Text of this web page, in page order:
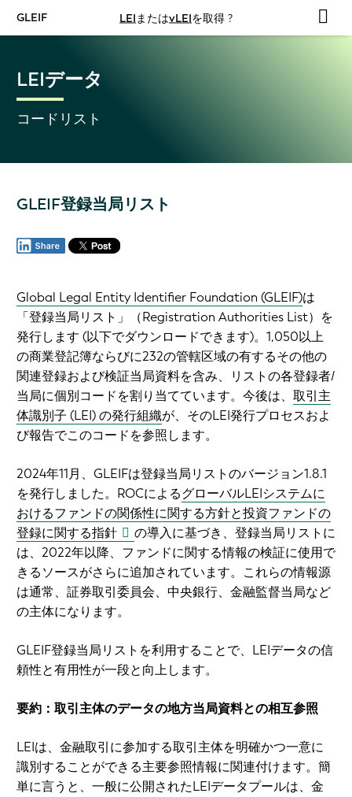
GLEIF LEIまたはvLEIを取得 ?
LEIデータ
コードリスト
GLEIF登録当局リスト
Global Legal Entity Identifier Foundation (GLEIF)は
「登録当局リスト」（Registration Authorities List） を
発行します (以下でダウンロードできます)。1,050以上
の商業登記簿ならびに232の管轄区域の有するその他の
関連登録および検証当局資料を含み、リストの各登録者/
当局に個別コードを割り当てています。今後は、 取引主
体識別子 (LEI) の発行組織が、そのLEI発行プロセスおよ
び報告でこのコードを参照します。
2024年11月、GLEIFは登録当局リストのバージョン1.8.1
を発行しました。ROCによるグローバルLEIシステムに
おけるファンドの関係性に関する方針と投資ファンドの
登録に関する指針
の導入に基づき、登録当局リストに
は、2022年以降、ファンドに関する情報の検証に使用で
きるソースがさらに追加されています。これらの情報源
は通常、証券取引委員会、中央銀行、金融監督当局など
の主体になります。
GLEIF登録当局リストを利用することで、LEIデータの信
頼性と有用性が一段と向上します。
要約：取引主体のデータの地方当局資料との相互参照
LEIは、金融取引に参加する取引主体を明確かつ一意に
識別することができる主要参照情報に関連付けます。簡
単に言うと、一般に公開されたLEIデータプールは、金